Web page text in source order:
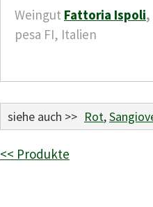
Weingut Fattoria Ispoli,
pesa FI, Italien
siehe auch >> Rot,
<< Produkte